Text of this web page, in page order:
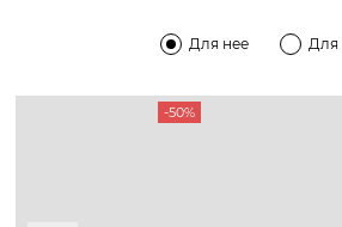
Для нее Для
-50%